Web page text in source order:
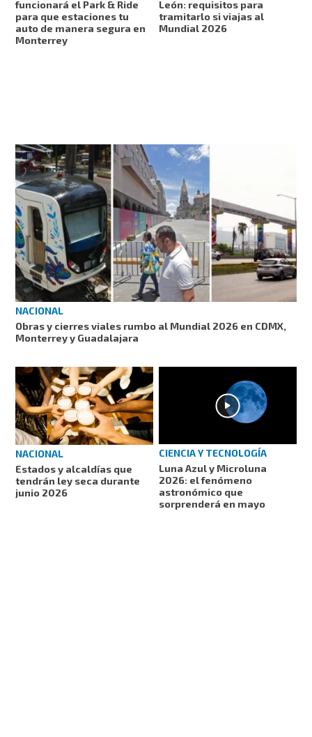
funcionará el Park & Ride
para que estaciones tu
auto de manera segura en
Monterrey
León: requisitos para
tramitarlo si viajas al
Mundial 2026
NACIONAL
Obras y cierres viales rumbo al Mundial 2026 en CDMX,
Monterrey y Guadalajara
NACIONAL
Estados y alcaldías que
tendrán ley seca durante
junio 2026
CIENCIA Y TECNOLOGÍA
Luna Azul y Microluna
2026: el fenómeno
astronómico que
sorprenderá en mayo